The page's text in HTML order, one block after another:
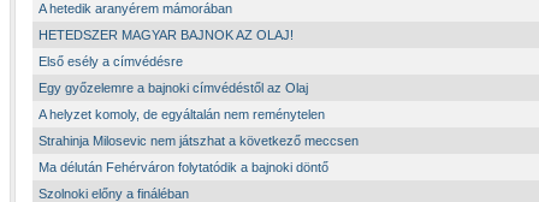
A hetedik aranyérem mámorában
HETEDSZER MAGYAR BAJNOK AZ OLAJ!
Első esély a címvédésre
Egy győzelemre a bajnoki címvédéstől az Olaj
A helyzet komoly, de egyáltalán nem reménytelen
Strahinja Milosevic nem játszhat a következő meccsen
Ma délután Fehérváron folytatódik a bajnoki döntő
Szolnoki előny a fináléban